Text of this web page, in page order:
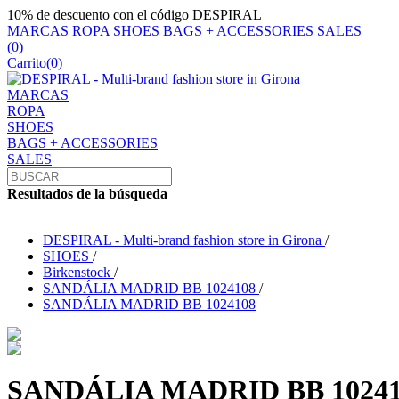
10% de descuento con el código DESPIRAL
MARCAS ROPA SHOES BAGS + ACCESSORIES SALES
(0)
Carrito(0)
MARCAS
ROPA
SHOES
BAGS + ACCESSORIES
SALES
Resultados de la búsqueda
DESPIRAL - Multi-brand fashion store in Girona /
SHOES /
Birkenstock /
SANDÁLIA MADRID BB 1024108 /
SANDÁLIA MADRID BB 1024108
SANDÁLIA MADRID BB